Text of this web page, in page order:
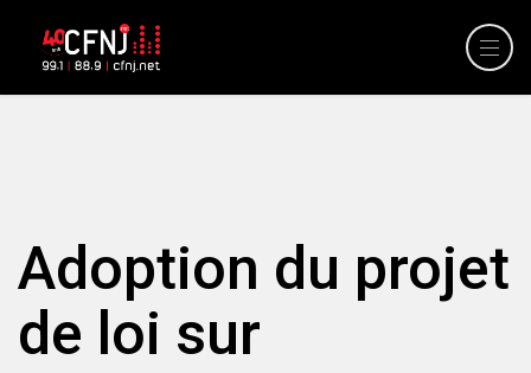
Adoption du projet
de loi sur